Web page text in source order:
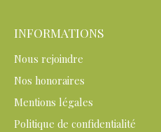
INFORMATIONS
Nous rejoindre
Nos honoraires
Mentions légales
Politique de confidentialité